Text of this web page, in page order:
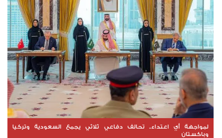
لمواجهة أي اعتداء.. تحالف دفاعي ثلاثي يجمع السعودية وتركيا
وباكستان